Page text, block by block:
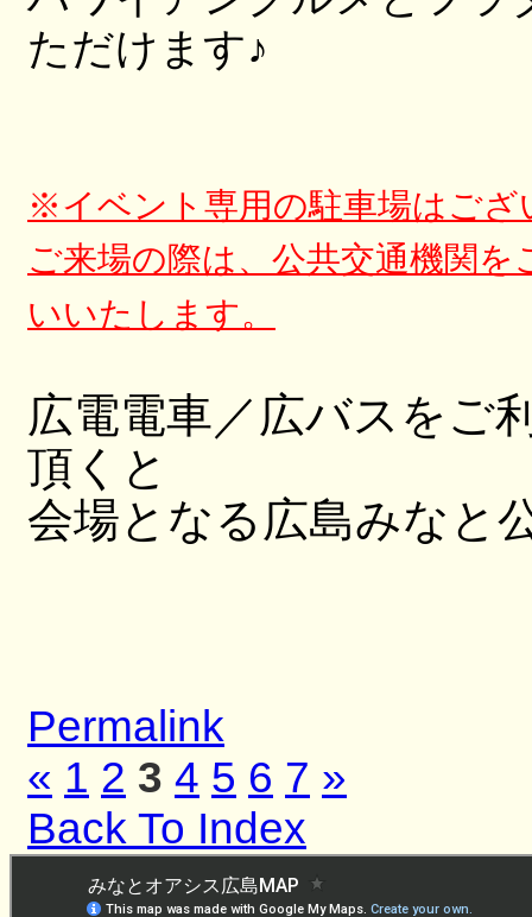
ただけます♪
※イベント専用の駐車場はござ
ご来場の際は、 公共交通機関を
いいたします。
広電電車／広バスをご
頂くと
会場となる広島みなと
Permalink
« 1 2 3 4 5 6 7 »
Back To Index